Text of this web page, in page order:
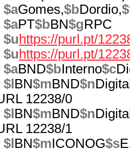
$aGomes,$bDordio,
$aPT$bBN$gRPC
$u https://purl.pt/
$u https://purl.pt/
$aBND$bInterno$c
$l BN$mBND$n
12238/0
$l BN$mBND$n
12238/1
$l BN$mICONOG$s